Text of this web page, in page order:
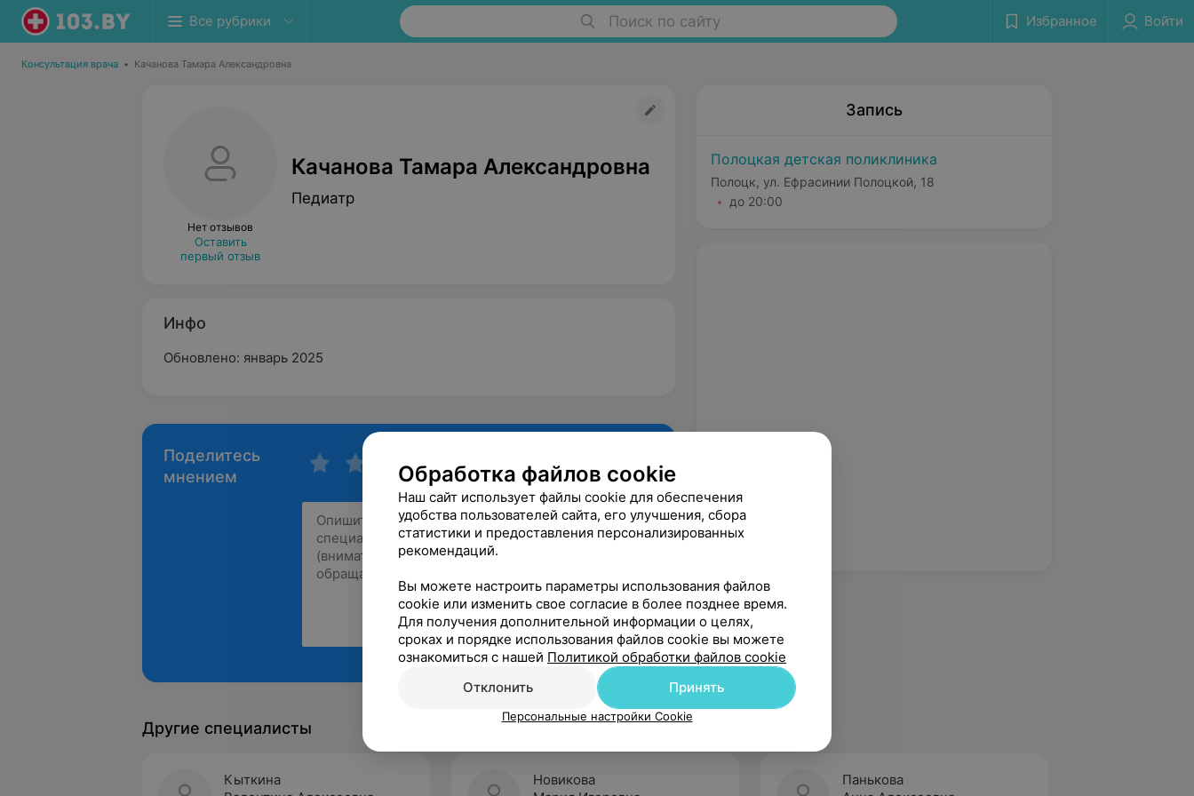
Все рубрики Поиск по сайту Избранное Войти
Консультация врача • Качанова Тамара Александровна
Нет отзывов
Оставить
первый отзыв
Качанова Тамара Александровна
Педиатр
Инфо
Обновлено: январь 2025
Поделитесь
мнением
Рекомендую
Запись
Полоцкая детская поликлиника
Полоцк, ул. Ефрасинии Полоцкой, 18
до 20:00
Другие специалисты
Кыткина
Новикова
Панькова
Обработка файлов cookie
Наш сайт использует файлы cookie для обеспечения
удобства пользователей сайта, его улучшения, сбора
статистики и предоставления персонализированных
рекомендаций.
Вы можете настроить параметры использования файлов
cookie или изменить свое согласие в более позднее время.
Для получения дополнительной информации о целях,
сроках и порядке использования файлов cookie вы можете
ознакомиться с нашей Политикой обработки файлов cookie
Отклонить
Принять
Персональные настройки Cookie